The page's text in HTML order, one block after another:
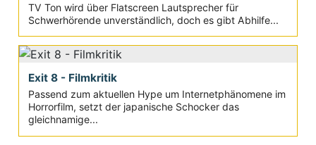
TV Ton wird über Flatscreen Lautsprecher für
Schwerhörende unverständlich, doch es gibt Abhilfe...
Exit 8 - Filmkritik
Passend zum aktuellen Hype um Internetphänomene im
Horrorfilm, setzt der japanische Schocker das
gleichnamige...